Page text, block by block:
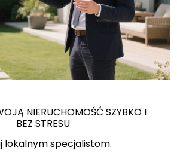
NIERUCHOMOŚĆ SZYBKO I
BEZ STRESU
lokalnym specjalistom.